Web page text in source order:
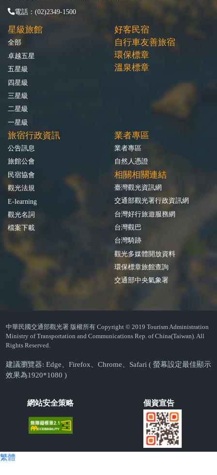
電話：(02)2349-1500
星級旅館
全部
卓越五星
五星級
四星級
三星級
二星級
一星級
好客民宿
自行車友善旅宿
環保標章
溫泉標章
旅宿行政資訊
公告訊息
旅館公會
民宿協會
觀光法規
E-learning
觀光名詞
檔案下載
業者專區
業者專區
自然人憑證
相關相關連結
臺灣觀光資訊網
交通部觀光署行政資訊網
台灣好行旅遊服務網
台灣觀巴
台灣騎跡
觀光多媒體開放資料
環保標章旅館查詢
交通部中央氣象署
中華民國交通部觀光署 版權所有 Copyright © 2019 Tourism Administration
Ministry of Transportation and Communications Rep. of China(Taiwan). All
Rights Reserved.
建議瀏覽器: Edge、Firefox、Chrome、Safari ( 螢幕設定最佳顯示
效果為1920*1080 )
網站安全策略 個資宣告
繁體